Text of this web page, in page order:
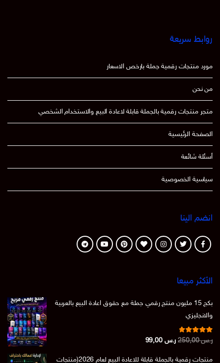
روابط سريعة
مورد منتجات رقمية جملة بارخص الاسعار
من نحن
متجر منتجات رقمية بالجملة قابلة لاعادة البيع والاستخدام الشخصي
الصفحة الرئيسية
أسئلة شائعة
سياسية الخصوصية
انضم الينا
الأكثر مبيعا
بكج 15 مليون منتج رقمي جملة مع حقوق اعادة البيع بالعربية
والانجليزي
تم التقييم
4.86من 5ر.س250,00
السعر
ر.س 99,00
السعر
منتجات رقمية بالجملة قابلة للاعادة البيع لعام 2026(منتجات